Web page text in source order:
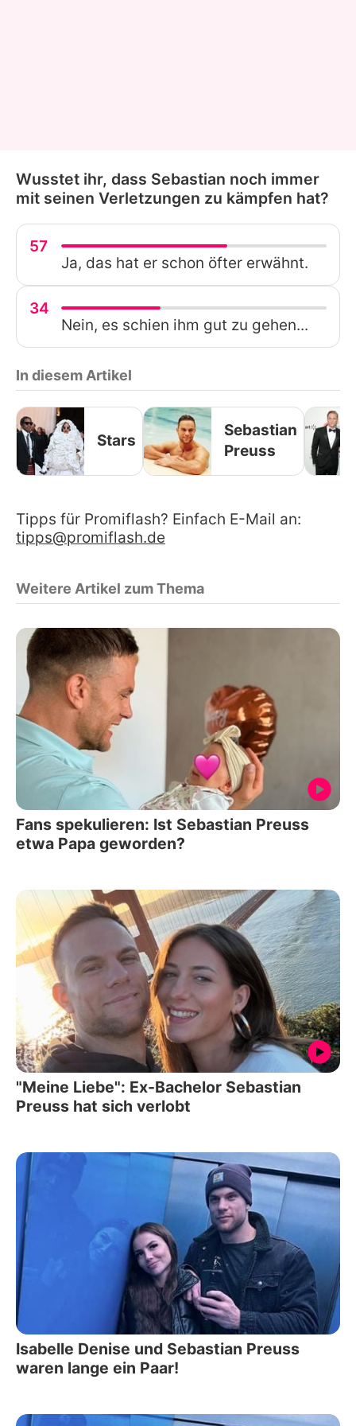
Wusstet ihr, dass Sebastian noch immer
mit seinen Verletzungen zu kämpfen hat?
57
Ja, das hat er schon öfter erwähnt.
34
Nein, es schien ihm gut zu gehen...
In diesem Artikel
Stars
Sebastian
Preuss
Tipps für Promiflash? Einfach E-Mail an:
tipps@promiflash.de
Weitere Artikel zum Thema
Fans spekulieren: Ist Sebastian Preuss
etwa Papa geworden?
"Meine Liebe": Ex-Bachelor Sebastian
Preuss hat sich verlobt
Isabelle Denise und Sebastian Preuss
waren lange ein Paar!